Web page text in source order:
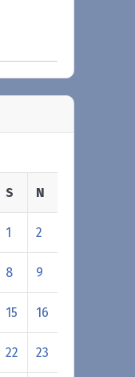
S N
1 2
8 9
15 16
22 23